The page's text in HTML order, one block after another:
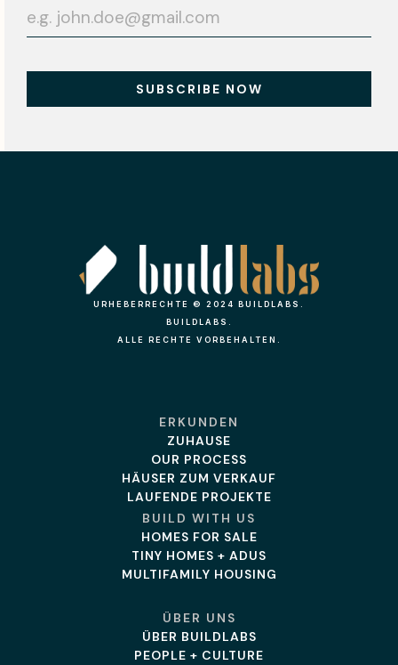
URHEBERRECHTE © 2024 BUILDLABS.
BUILDLABS.
ALLE RECHTE VORBEHALTEN.
ERKUNDEN
ZUHAUSE
OUR PROCESS
HÄUSER ZUM VERKAUF
LAUFENDE PROJEKTE
BUILD WITH US
HOMES FOR SALE
TINY HOMES + ADUS
MULTIFAMILY HOUSING
ÜBER UNS
ÜBER BUILDLABS
PEOPLE + CULTURE